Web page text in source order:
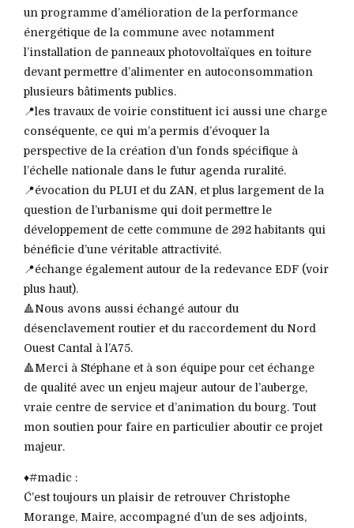
un programme d’amélioration de la performance
énergétique de la commune avec notamment
l’installation de panneaux photovoltaïques en toiture
devant permettre d’alimenter en autoconsommation
plusieurs bâtiments publics.
📍les travaux de voirie constituent ici aussi une charge
conséquente, ce qui m’a permis d’évoquer la
perspective de la création d’un fonds spécifique à
l’échelle nationale dans le futur agenda ruralité.
📍évocation du PLUI et du ZAN, et plus largement de la
question de l’urbanisme qui doit permettre le
développement de cette commune de 292 habitants qui
bénéficie d’une véritable attractivité.
📍échange également autour de la redevance EDF (voir
plus haut).
🔺Nous avons aussi échangé autour du
désenclavement routier et du raccordement du Nord
Ouest Cantal à l’A75.
🔺Merci à Stéphane et à son équipe pour cet échange
de qualité avec un enjeu majeur autour de l’auberge,
vraie centre de service et d’animation du bourg. Tout
mon soutien pour faire en particulier aboutir ce projet
majeur.
♦️#madic :
Ć’est toujours un plaisir de retrouver Christophe
Morange, Maire, accompagné d’un de ses adjoints,